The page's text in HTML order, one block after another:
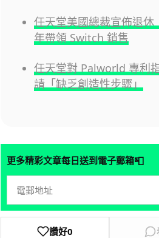
任天堂美國總裁宣佈退
年帶領 Switch 銷售
任天堂對 Palworld 專利
請「缺乏創造性步驟」
更多精彩文章每日送到電子郵箱📮
讚好0